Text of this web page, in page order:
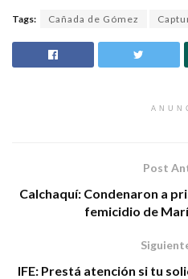
Tags: Cañada de Gómez
Post
Calchaquí: Condenaron a
femicidio de
IFE: Prestá atención si tu